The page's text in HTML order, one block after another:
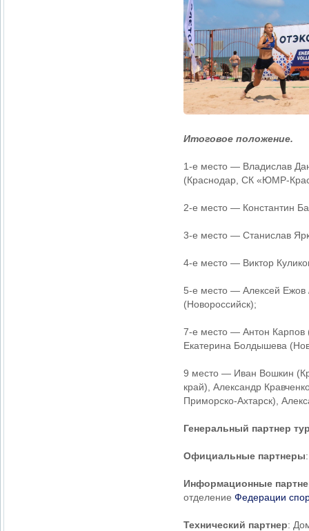
Итоговое положение.
1-е место — Владислав
(Краснодар, СК «ЮМР-
2-е место — Константин
3-е место — Станислав
4-е место — Виктор
5-е место — Алексей
(Новороссийск);
7-е место — Антон Карпов
Екатерина Болдышева
9 место — Иван Вошкин
край), Александр
Приморско-Ахтарск),
Генеральный партнер
Официальные партнеры
Информационные
отделение Федерации
Технический партнер: